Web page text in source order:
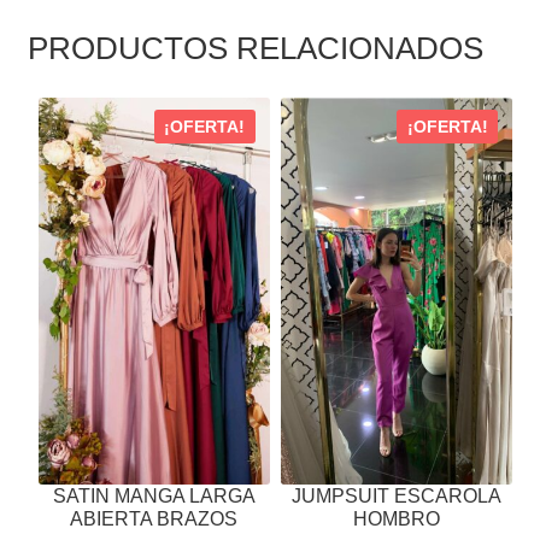
PRODUCTOS RELACIONADOS
SATIN MANGA LARGA
ABIERTA BRAZOS
¡OFERTA!
ESTE
PRODUCTO
TIENE
MÚLTIPLES
VARIANTES.
LAS
OPCIONES
SE
PUEDEN
ELEGIR
EN
LA
PÁGINA
DE
JUMPSUIT ESCAROLA
HOMBRO
¡OFERTA!
ESTE
PRODUCTO
TIENE
MÚLTIPLES
VARIANTES.
LAS
OPCIONES
SE
PUEDEN
ELEGIR
LA
PÁGINA
DE